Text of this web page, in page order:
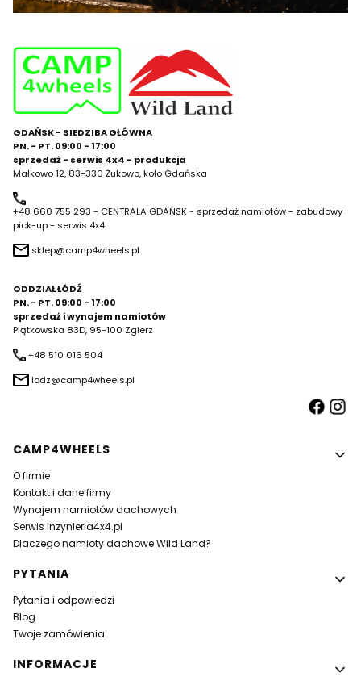
GDAŃSK - SIEDZIBA GŁÓWNA
PN. - PT. 09:00 - 17:00
sprzedaż - serwis 4x4 - produkcja
Małkowo 12, 83-330 Żukowo, koło Gdańska
+48 660 755 293 - CENTRALA GDAŃSK - sprzedaż namiotów - zabudowy
pick-up - serwis 4x4
sklep@camp4wheels.pl
ODDZIAŁ ŁÓDŹ
PN. - PT. 09:00 - 17:00
sprzedaż i wynajem namiotów
Piątkowska 83D, 95-100 Zgierz
+48 510 016 504
lodz@camp4wheels.pl
Linki w stopce
CAMP4WHEELS
O firmie
Kontakt i dane firmy
Wynajem namiotów dachowych
Serwis inzynieria4x4.pl
Dlaczego namioty dachowe Wild Land?
PYTANIA
Pytania i odpowiedzi
Blog
Twoje zamówienia
INFORMACJE